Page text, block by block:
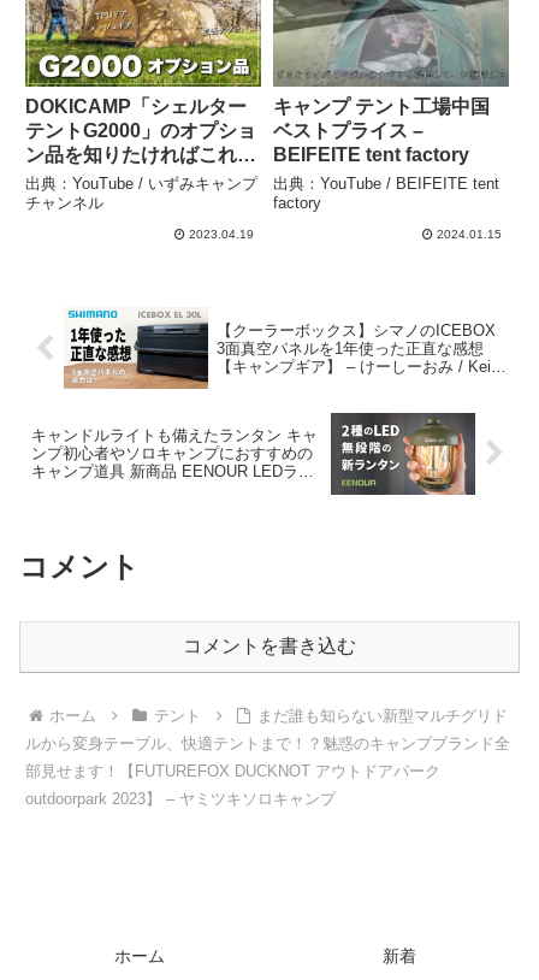
DOKICAMP「シェルター
テントG2000」のオプショ
ン品を知りたければこれを
見よ！開封から設営まで徹
底レビュー！ – いずみキャ
出典：YouTube / いずみキャンプ
チャンネル
2023.04.19
キャンプ テント工場中国
ベストプライス –
BEIFEITE tent factory
出典：YouTube / BEIFEITE tent
factory
2024.01.15
【クーラーボックス】シマノのICEBOX
3面真空パネルを1年使った正直な感想
【キャンプギア】 – けーしーおみ / Kei
キャンドルライトも備えたランタン キャ
ンプ初心者やソロキャンプにおすすめの
キャンプ道具 新商品 EENOUR LEDラン
コメント
コメントを書き込む
ホーム テント
まだ誰も知らない新型マルチグリド
ルから変身テーブル、快適テントまで！？魅惑のキャンプブランド全
部見せます！【FUTUREFOX DUCKNOT アウトドアパーク
outdoorpark 2023】 – ヤミツキソロキャンプ
ホーム
新着